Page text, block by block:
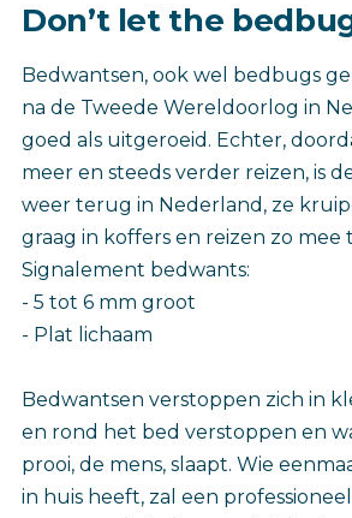
Don’t let the
Bedwantsen, ook wel bedbugs
na de Tweede Wereldoorlog in
goed als uitgeroeid. Echter,
meer en steeds verder reizen, is
weer terug in Nederland, ze
graag in koffers en reizen zo mee
Signalement bedwants:
- 5 tot 6 mm groot
- Plat lichaam
Bedwantsen verstoppen zich in
en rond het bed verstoppen en
prooi, de mens, slaapt. Wie
in huis heeft, zal een